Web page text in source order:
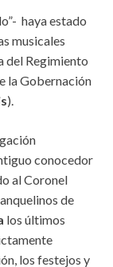
haya estado
musicales
del Regimiento
la Gobernación
).
conocedor
al Coronel
de
los últimos
los festejos y